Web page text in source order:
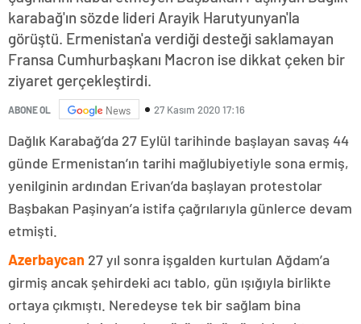
karabağ'ın sözde lideri Arayik Harutyunyan'la
görüştü. Ermenistan'a verdiği desteği saklamayan
Fransa Cumhurbaşkanı Macron ise dikkat çeken bir
ziyaret gerçekleştirdi.
ABONE OL News 27 Kasım 2020 17:16
Dağlık Karabağ’da 27 Eylül tarihinde başlayan savaş 44
günde Ermenistan’ın tarihi mağlubiyetiyle sona ermiş,
yenilginin ardından Erivan’da başlayan protestolar
Başbakan Paşinyan’a istifa çağrılarıyla günlerce devam
etmişti.
Azerbaycan 27 yıl sonra işgalden kurtulan Ağdam’a
girmiş ancak şehirdeki acı tablo, gün ışığıyla birlikte
ortaya çıkmıştı. Neredeyse tek bir sağlam bina